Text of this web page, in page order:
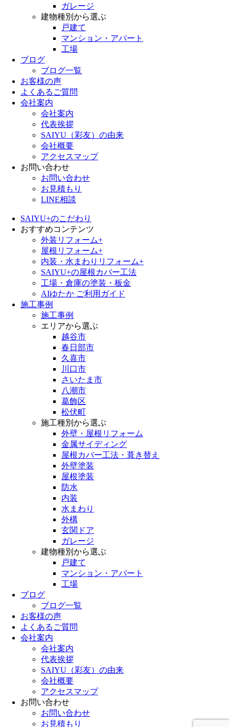
ガレージ
建物種別から選ぶ
戸建て
マンション・アパート
工場
ブログ
ブログ一覧
お客様の声
よくあるご質問
会社案内
会社案内
代表挨拶
SAIYU（彩友）の由来
会社概要
アクセスマップ
お問い合わせ
お問い合わせ
お見積もり
LINE相談
SAIYU+のこだわり
おすすめコンテンツ
外装リフォーム+
屋根リフォーム+
内装・水まわりリフォーム+
SAIYU+の屋根カバー工法
工場・倉庫の塗装・板金
AIゆたか ご利用ガイド
施工事例
施工事例
エリアから選ぶ
越谷市
春日部市
久喜市
川口市
さいたま市
八潮市
葛飾区
松伏町
施工種別から選ぶ
外壁・屋根リフォーム
金属サイディング
屋根カバー工法・葺き替え
外壁塗装
屋根塗装
防水
内装
水まわり
外構
玄関ドア
ガレージ
建物種別から選ぶ
戸建て
マンション・アパート
工場
ブログ
ブログ一覧
お客様の声
よくあるご質問
会社案内
会社案内
代表挨拶
SAIYU（彩友）の由来
会社概要
アクセスマップ
お問い合わせ
お問い合わせ
お見積もり